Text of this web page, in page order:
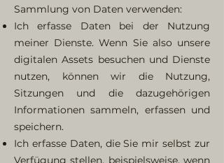
Sammlung von Daten verwenden:
Ich erfasse Daten bei der Nutzung
meiner Dienste. Wenn Sie also unsere
digitalen Assets besuchen und Dienste
nutzen, können wir die Nutzung,
Sitzungen und die dazugehörigen
Informationen sammeln, erfassen und
speichern.
Ich erfasse Daten, die Sie mir selbst zur
Verfügung stellen, beispielsweise, wenn